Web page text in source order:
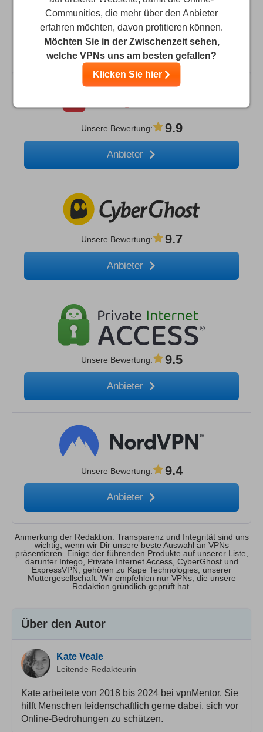
Vergleiche InvinciBull mit den besten VPN-
Alternativen
Unsere Bewertung: 9.9
Anbieter
Unsere Bewertung: 9.7
Anbieter
Unsere Bewertung: 9.5
Anbieter
Unsere Bewertung: 9.4
Anbieter
Anmerkung der Redaktion: Transparenz und Integrität sind uns
wichtig, wenn wir Dir unsere beste Auswahl an VPNs
präsentieren. Einige der führenden Produkte auf unserer Liste,
darunter Intego, Private Internet Access, CyberGhost und
ExpressVPN, gehören zu Kape Technologies, unserer
Muttergesellschaft. Wir empfehlen nur VPNs, die unsere
Redaktion gründlich geprüft hat.
Über den Autor
Kate Veale
Leitende Redakteurin
Kate arbeitete von 2018 bis 2024 bei vpnMentor. Sie
hilft Menschen leidenschaftlich gerne dabei, sich vor
Online-Bedrohungen zu schützen.
Communities, die mehr über den Anbieter
erfahren möchten, davon profitieren können.
Möchten Sie in der Zwischenzeit sehen,
welche VPNs uns am besten gefallen?
Klicken Sie hier